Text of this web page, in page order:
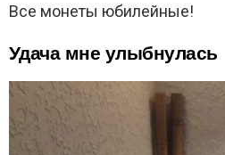
Все монеты юбилейные!
Удача мне улыбнулась